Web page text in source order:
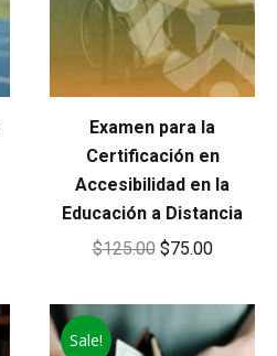
Examen para la
Certificación en
Accesibilidad en la
Educación a Distancia
$125.00 Original
was:
$125.00.
$75.00Current
is:
$75.00.
Sale!